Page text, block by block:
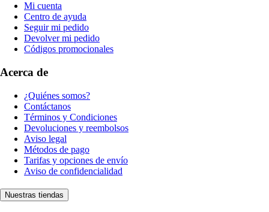
Mi cuenta
Centro de ayuda
Seguir mi pedido
Devolver mi pedido
Códigos promocionales
Acerca de
¿Quiénes somos?
Contáctanos
Términos y Condiciones
Devoluciones y reembolsos
Aviso legal
Métodos de pago
Tarifas y opciones de envío
Aviso de confidencialidad
Nuestras tiendas